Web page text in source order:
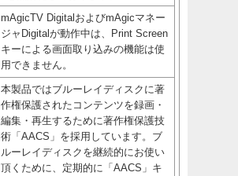
mAgicTV DigitalおよびmAgicマネー
ジャDigitalが動作中は、Print Screen
キーによる画面取り込みの機能は使
用できません。
本製品ではブルーレイディスクに著
作権保護されたコンテンツを録画・
編集・再生するために著作権保護技
術「AACS」を採用しています。ブ
ルーレイディスクを継続的にお使い
頂くために、定期的に「AACS」キ